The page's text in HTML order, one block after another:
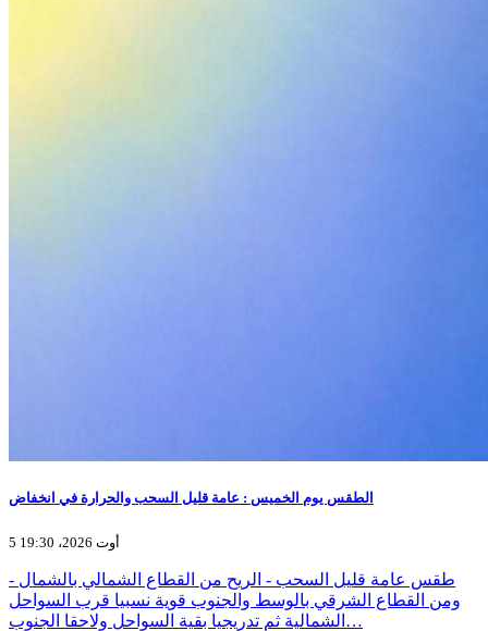
الطقس يوم الخميس : عامة قليل السحب والحرارة في انخفاض
5 أوت 2026، 19:30
- طقس عامة قليل السحب - الريح من القطاع الشمالي بالشمال
ومن القطاع الشرقي بالوسط والجنوب قوية نسبيا قرب السواحل
الشمالية ثم تدريجيا بقية السواحل ولاحقا الجنوب…